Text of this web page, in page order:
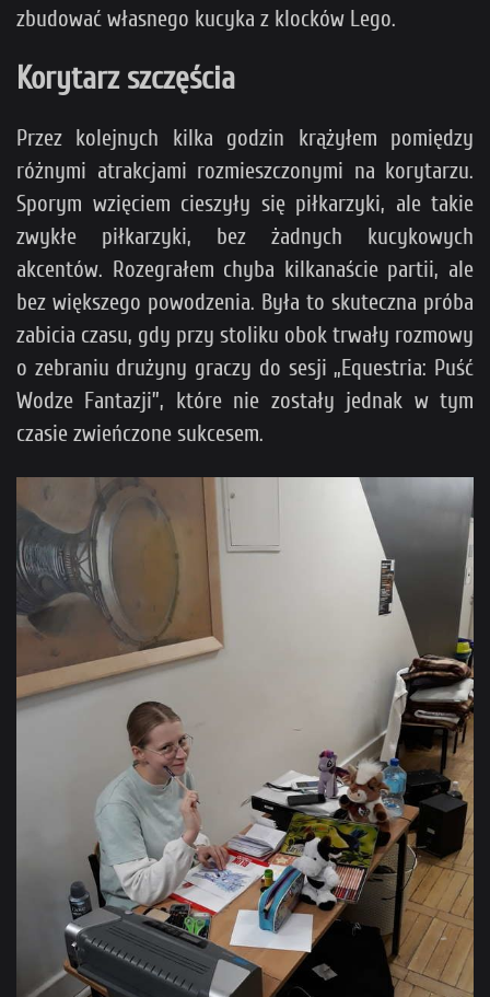
zbudować własnego kucyka z klocków Lego.
Korytarz szczęścia
Przez kolejnych kilka godzin krążyłem pomiędzy
różnymi atrakcjami rozmieszczonymi na korytarzu.
Sporym wzięciem cieszyły się piłkarzyki, ale takie
zwykłe piłkarzyki, bez żadnych kucykowych
akcentów. Rozegrałem chyba kilkanaście partii, ale
bez większego powodzenia. Była to skuteczna próba
zabicia czasu, gdy przy stoliku obok trwały rozmowy
o zebraniu drużyny graczy do sesji „Equestria: Puść
Wodze Fantazji”, które nie zostały jednak w tym
czasie zwieńczone sukcesem.